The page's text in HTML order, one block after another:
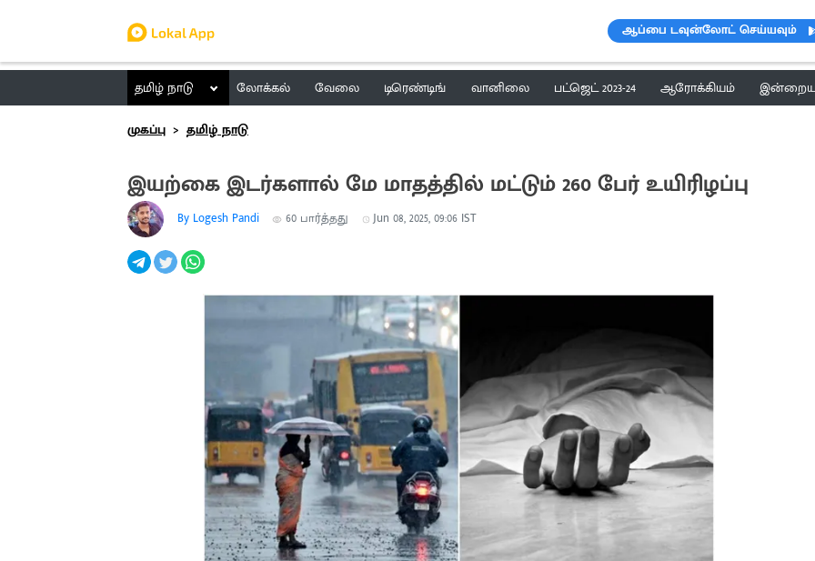
ஆப்பை டவுன்லோட் செய்யவும்
தமிழ் நாடு லோக்கல் வேலை டிரெண்டிங் வானிலை பட்ஜெட் 2023-24 ஆரோக்கியம் இன்றைய
முகப்பு
தமிழ் நாடு
இயற்கை இடர்களால் மே மாதத்தில் மட்டும் 260 பேர் உயிரிழப்பு
By Logesh Pandi 60 பார்த்தது Jun 08, 2025, 09:06 IST